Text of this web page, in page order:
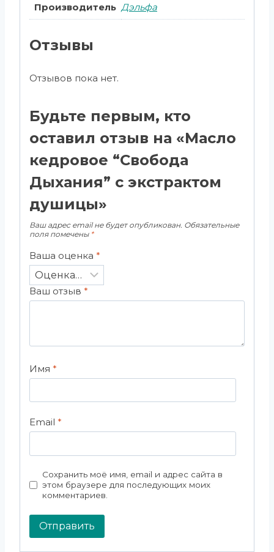
Производитель Дэльфа
Отзывы
Отзывов пока нет.
Будьте первым, кто
оставил отзыв на «Масло
кедровое “Свобода
Дыхания” с экстрактом
душицы»
Ваш адрес email не будет опубликован. Обязательные
поля помечены *
Ваша оценка *
Ваш отзыв *
Имя *
Email *
Сохранить моё имя, email и адрес сайта в
этом браузере для последующих моих
комментариев.